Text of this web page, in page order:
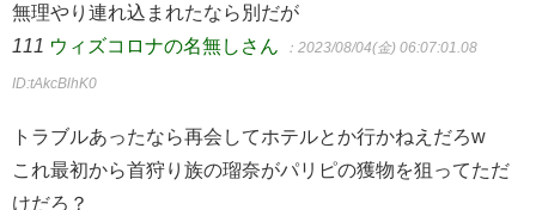
無理やり連れ込まれたなら別だが
111 ウィズコロナの名無しさん ：2023/08/04(金) 06:07:01.08
ID:tAkcBlhK0
トラブルあったなら再会してホテルとか行かねえだろw
これ最初から首狩り族の瑠奈がパリピの獲物を狙ってただ
けだろ？